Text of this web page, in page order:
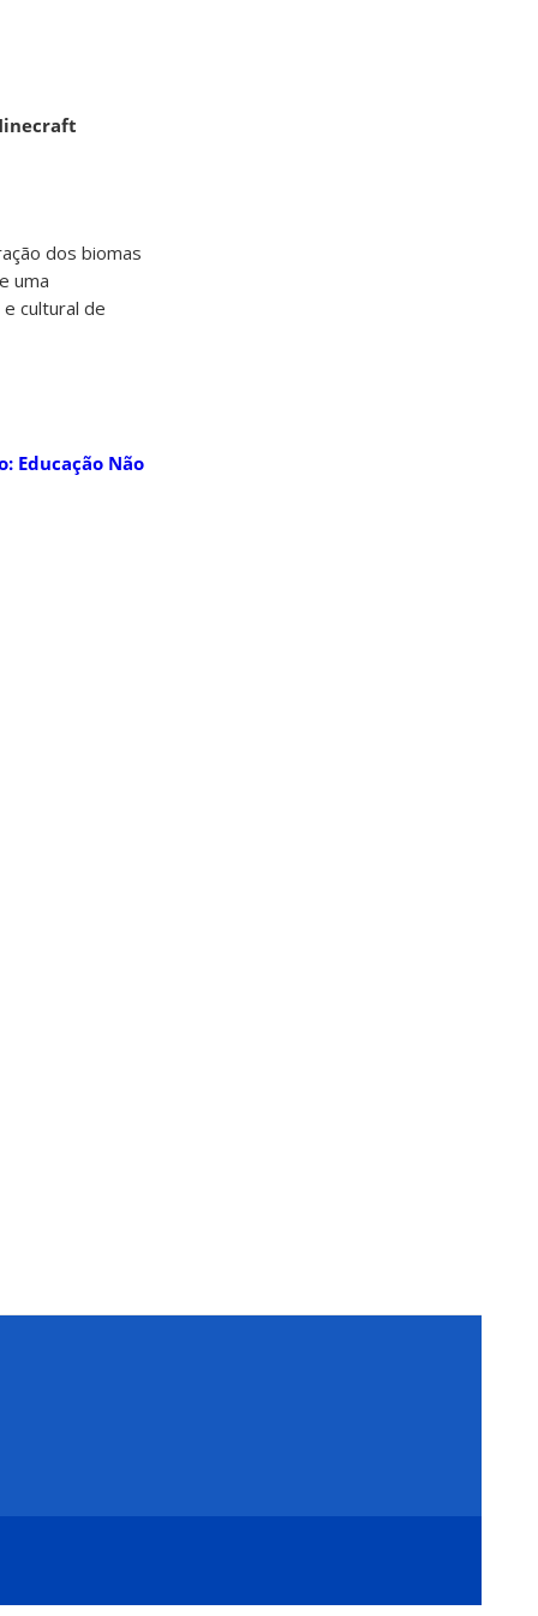
dos biomas
uma
cultural de
Educação Não